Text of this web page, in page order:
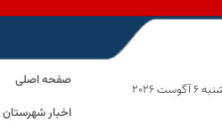
2026
صفحه اصلی
اخبار